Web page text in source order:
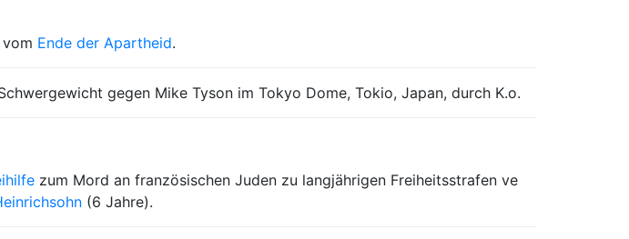
Ende der Apartheid.
gegen Mike Tyson im Tokyo Dome, Tokio, Japan, durch K.o.
zum Mord an französischen Juden zu langjährigen Freiheitsstrafen ve
(6 Jahre).